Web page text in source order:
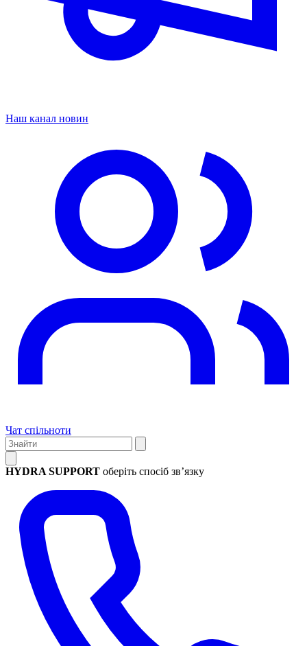
Наш канал новин
Чат спільноти
HYDRA SUPPORT оберіть спосіб зв’язку